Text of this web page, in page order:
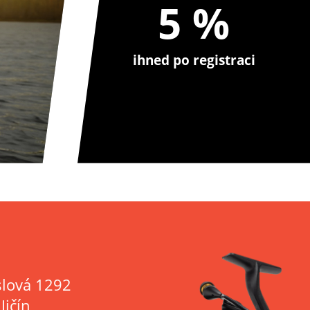
5 %
ihned po registraci
1292